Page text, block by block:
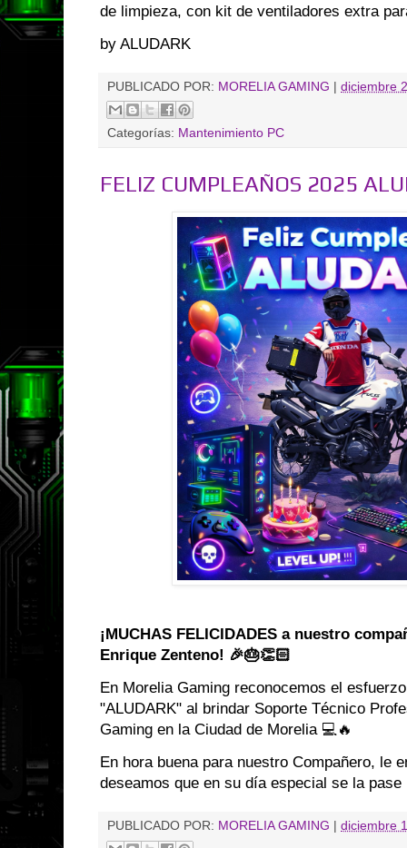
de limpieza, con kit de ventiladores extra
by ALUDARK
PUBLICADO POR: MORELIA GAMING diciembre
Categorías: Mantenimiento PC
FELIZ CUMPLEAÑOS 2025
¡MUCHAS FELICIDADES a nuestro
Enrique Zenteno! 🎉🎂👏🏻
En Morelia Gaming reconocemos el
"ALUDARK" al brindar Soporte Técnico
Gaming en la Ciudad de Morelia 💻🔥
En hora buena para nuestro Compañero, le
deseamos que en su día especial se la
PUBLICADO POR: MORELIA GAMING diciembre